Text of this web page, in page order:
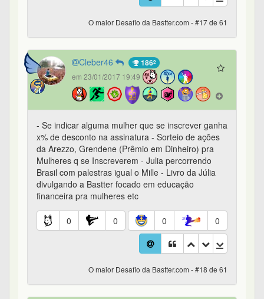
O maior Desafio da Bastter.com - #17 de 61
Cleber46 186º
em 23/01/2017 19:49
- Se indicar alguma mulher que se inscrever ganha
x% de desconto na assinatura - Sorteio de ações
da Arezzo, Grendene (Prêmio em Dinheiro) pra
Mulheres q se Inscreverem - Julia percorrendo
Brasil com palestras igual o Mille - Livro da Júlia
divulgando a Bastter focado em educação
financeira pra mulheres etc
0 0 0 0
O maior Desafio da Bastter.com - #18 de 61